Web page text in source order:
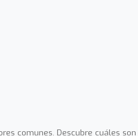
comunes. Descubre cuáles son